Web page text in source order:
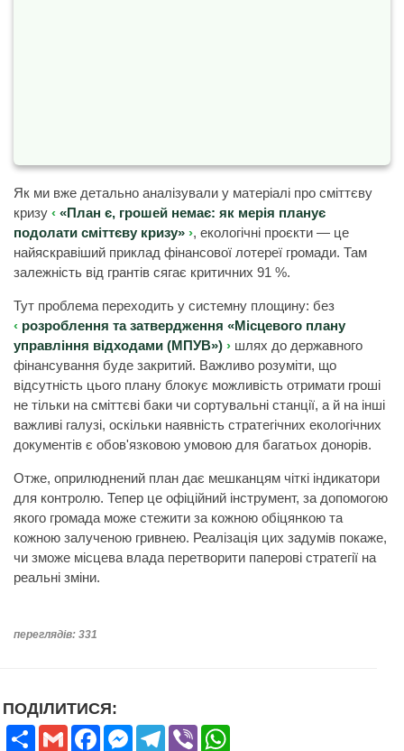
Як ми вже детально аналізували у матеріалі про сміттєву
кризу
«План є, грошей немає: як мерія планує
подолати сміттєву кризу» , екологічні проєкти — це
найяскравіший приклад фінансової лотереї громади. Там
залежність від грантів сягає критичних 91 %.
Тут проблема переходить у системну площину: без
розроблення та затвердження «Місцевого плану
управління відходами (МПУВ»)
шлях до державного
фінансування буде закритий. Важливо розуміти, що
відсутність цього плану блокує можливість отримати гроші
не тільки на сміттєві баки чи сортувальні станції, а й на інші
важливі галузі, оскільки наявність стратегічних екологічних
документів є обов'язковою умовою для багатьох донорів.
Отже, оприлюднений план дає мешканцям чіткі індикатори
для контролю. Тепер це офіційний інструмент, за допомогою
якого громада може стежити за кожною обіцянкою та
кожною залученою гривнею. Реалізація цих задумів покаже,
чи зможе місцева влада перетворити паперові стратегії на
реальні зміни.
переглядів: 331
ПОДІЛИТИСЯ:
Share Gmail FacebookMessengerTelegram
Viber